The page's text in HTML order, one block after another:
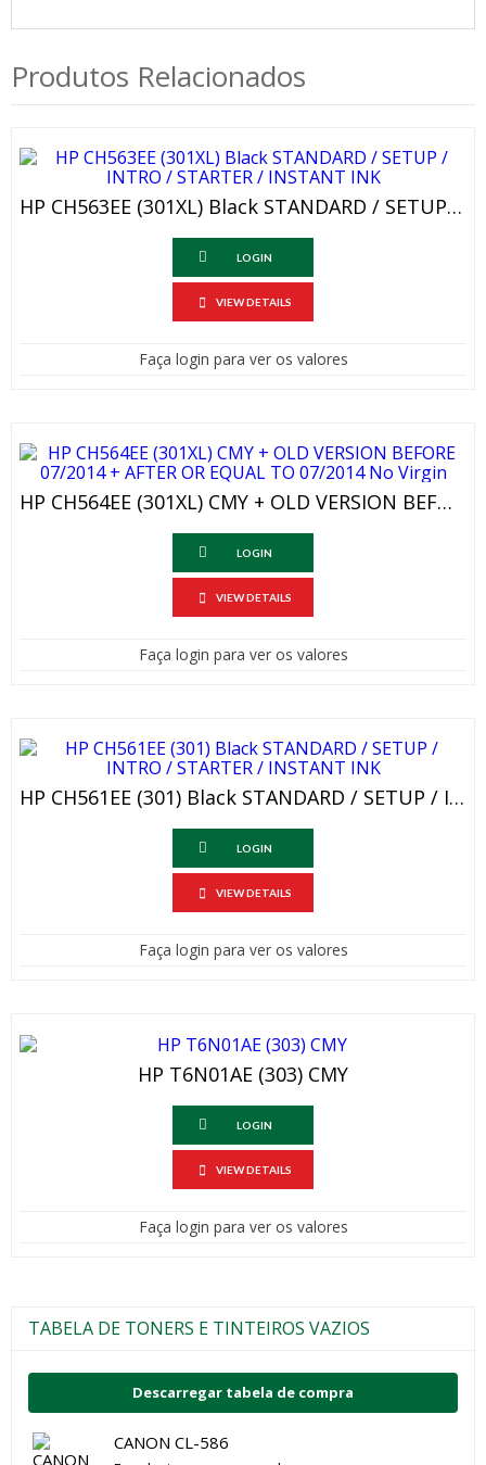
Produtos Relacionados
HP CH563EE (301XL) Black STANDARD / SETUP / INTRO / STARTER / INSTANT INK
LOGIN
VIEW DETAILS
Faça login para ver os valores
HP CH564EE (301XL) CMY + OLD VERSION BEFORE 07/2014 + AFTER OR EQUAL TO 07/2014 No Virgin
LOGIN
VIEW DETAILS
Faça login para ver os valores
HP CH561EE (301) Black STANDARD / SETUP / INTRO / STARTER / INSTANT INK
LOGIN
VIEW DETAILS
Faça login para ver os valores
HP T6N01AE (303) CMY
LOGIN
VIEW DETAILS
Faça login para ver os valores
TABELA DE TONERS E TINTEIROS VAZIOS
Descarregar tabela de compra
CANON CL-586